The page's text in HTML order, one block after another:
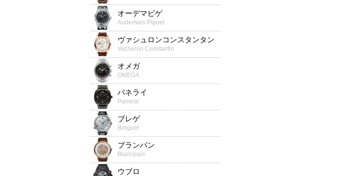
オーデマピゲ
Audemars Piguet
ヴァシュロンコンスタンタン
Vacheron Constantin
オメガ
OMEGA
パネライ
Panerai
ブレゲ
Breguet
ブランパン
Blancpain
ウブロ